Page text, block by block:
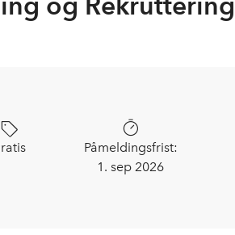
Påmeldingsfrist:
1. sep 2026